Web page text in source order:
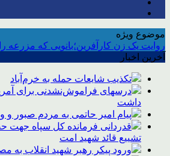
موضوع ویژه
روایت یک زن کارآفرین؛بانویی که مزرعه
آخرین اخبار
تکذیب شایعات حمله به خرم‌آباد
درسهای فراموش‌نشدنی برای
داشت
پیام امیر حاتمی به مردم صبور و
قدردانی فرمانده کل سپاه جهت
تشییع قائد شهید امت
ورود پیکر رهبر شهید انقلاب به